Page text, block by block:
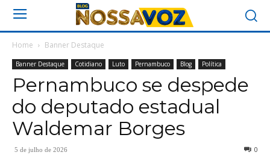
Home Banner Destaque
Banner Destaque Cotidiano Luto Pernambuco Blog Política
Pernambuco se despede
do deputado estadual
Waldemar Borges
5 de julho de 2026 0